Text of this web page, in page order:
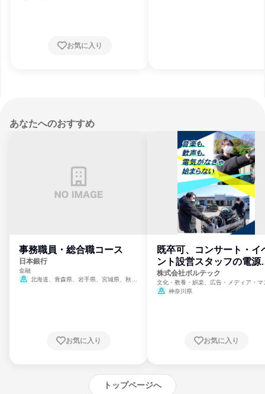
お気に入り
あなたへのおすすめ
事務職員・総合職コース
日本銀行
金融
北海道、青森県、岩手県、宮城県、秋田
崎県、熊本県、大分県、宮崎県、鹿児島県、
お気に入り
既卒可、コンサート・イ
ント設営スタッフの電源
門
株式会社ボルテック
文化・教養・娯楽、広告・メディア・マ
ミ、電力・ガス・水道・エネルギー
神奈川県
お気に入り
トップページへ